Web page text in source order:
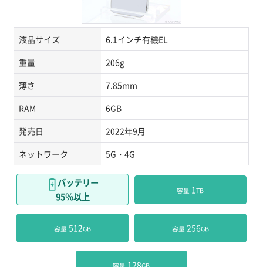
液晶サイズ
6.1インチ有機EL
重量
206g
薄さ
7.85mm
RAM
6GB
発売日
2022年9月
ネットワーク
5G・4G
バッテリー
95％以上
容量 1TB
容量 512GB 容量 256GB
128